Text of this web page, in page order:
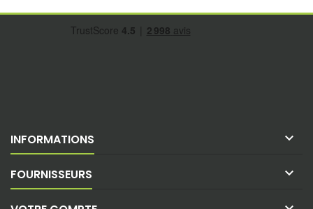
INFORMATIONS 
FOURNISSEURS 